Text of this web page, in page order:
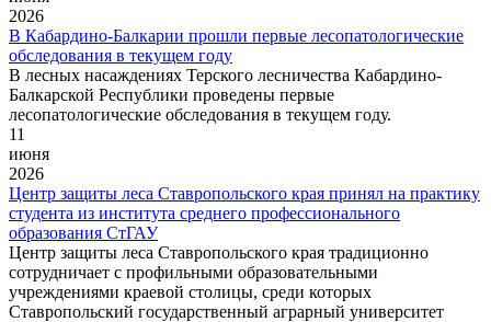
2026
В Кабардино-Балкарии прошли первые лесопатологические
обследования в текущем году
В лесных насаждениях Терского лесничества Кабардино-
Балкарской Республики проведены первые
лесопатологические обследования в текущем году.
11
июня
2026
Центр защиты леса Ставропольского края принял на практику
студента из института среднего профессионального
образования СтГАУ
Центр защиты леса Ставропольского края традиционно
сотрудничает с профильными образовательными
учреждениями краевой столицы, среди которых
Ставропольский государственный аграрный университет